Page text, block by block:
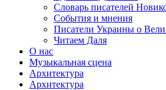
Словарь писателей
События и мнения
Писатели Украины о
Читаем Даля
О нас
Музыкальная сцена
Архитектура
Архитектура